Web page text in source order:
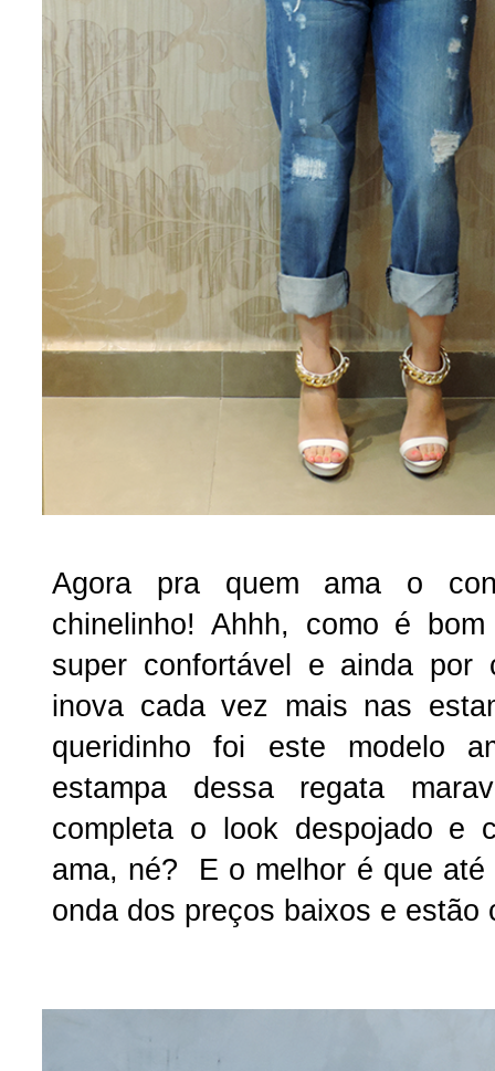
Agora pra quem ama o
chinelinho! Ahhh, como é
super confortável e ainda
inova cada vez mais nas
queridinho foi este modelo
estampa dessa regata
completa o look despojado e
ama, né? E o melhor é que até
onda dos preços baixos e estão